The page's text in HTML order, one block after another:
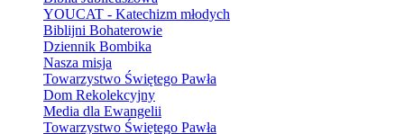
YOUCAT - Katechizm młodych
Biblijni Bohaterowie
Dziennik Bombika
Nasza misja
Towarzystwo Świętego Pawła
Dom Rekolekcyjny
Media dla Ewangelii
Towarzystwo Świętego Pawła